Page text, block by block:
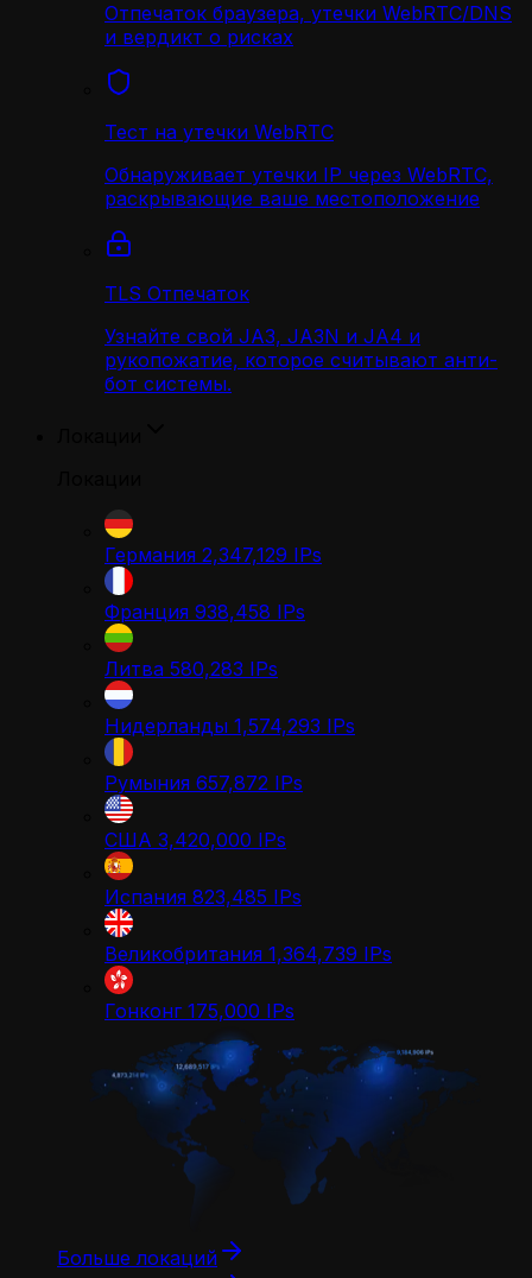
Отпечаток браузера, утечки WebRTC/DNS
и вердикт о рисках
Тест на утечки WebRTC
Обнаруживает утечки IP через WebRTC,
раскрывающие ваше местоположение
TLS Отпечаток
Узнайте свой JA3, JA3N и JA4 и
рукопожатие, которое считывают анти-
бот системы.
Германия 2,347,129 IPs
Франция 938,458 IPs
Литва 580,283 IPs
Нидерланды 1,574,293 IPs
Румыния 657,872 IPs
США 3,420,000 IPs
Испания 823,485 IPs
Великобритания 1,364,739 IPs
Гонконг 175,000 IPs
Больше локаций